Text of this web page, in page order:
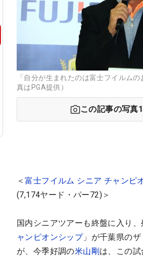
「自分が生まれたのは富士フイルム
真はPGA提供）
この記事の写真1
＜富士フイルム シニア チャンピ
(7,174ヤード・パー72)＞
国内シニアツアーも終盤に入り
ャンピオンシップ」が千葉県の
が、今季好調の米山剛は、この試